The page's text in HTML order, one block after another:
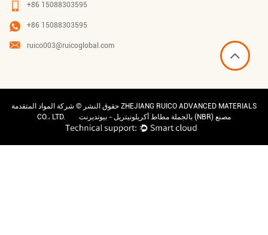
+86 15088303595
+86 15088303595
ruico003@ruicoglobal.com
حقوق النشر © شركة المواد المتقدمة ZHEJIANG RUICO ADVANCED MATERIALS
CO.، LTD.
بالجملة مطاط أكريلونيتريل - بيوتديرنت (NBR) مصنع